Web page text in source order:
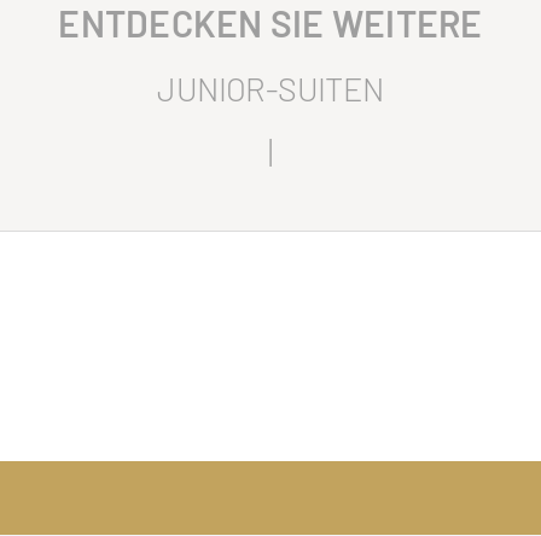
ENTDECKEN SIE WEITERE
JUNIOR-SUITEN
|